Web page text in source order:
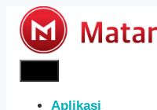
Langsung
Aplikasi